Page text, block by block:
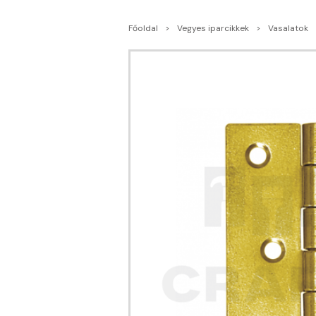
Főoldal Vegyes iparcikkek Vasalatok